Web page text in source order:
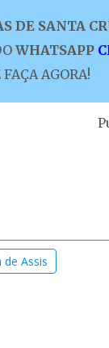
DE SANTA
WHATSAPP
FAÇA AGORA!
de Assis